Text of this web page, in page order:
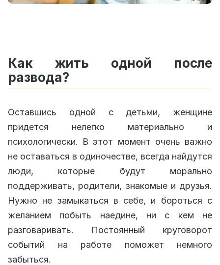
Как жить одной после
развода?
Оставшись одной с детьми, женщине
придется нелегко материально и
психологически. В этот момент очень важно
не оставаться в одиночестве, всегда найдутся
люди, которые будут морально
поддерживать, родители, знакомые и друзья.
Нужно не замыкаться в себе, и бороться с
желанием побыть наедине, ни с кем не
разговаривать. Постоянный круговорот
событий на работе поможет немного
забыться.